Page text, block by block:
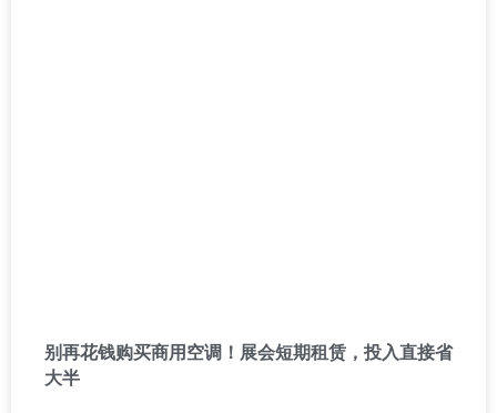
别再花钱购买商用空调！展会短期租赁，投入直接省
大半